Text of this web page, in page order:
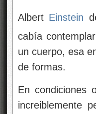
Albert Einstein
cabía
un cuerpo, esa
de formas.
En condiciones
increiblemente